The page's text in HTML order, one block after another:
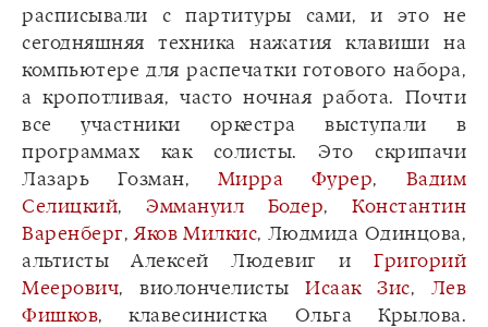
расписывали с партитуры сами, и это не
сегодняшняя техника нажатия клавиши на
компьютере для распечатки готового набора,
а кропотливая, часто ночная работа. Почти
все участники оркестра выступали в
программах как солисты. Это скрипачи
Лазарь Гозман, Мирра Фурер, Вадим
Селицкий, Эммануил Бодер, Константин
Варенберг,Яков Милкис, Людмида Одинцова,
альтисты Алексей Людевиг и Григорий
Меерович, виолончелисты Исаак Зис, Лев
Фишков, клавесинистка Ольга Крылова.